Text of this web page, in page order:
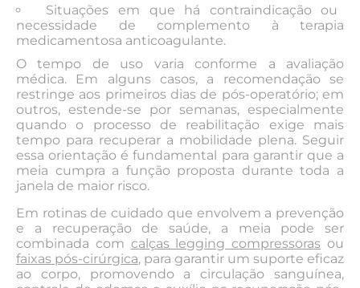
Situações em que há contraindicação ou
necessidade de complemento à terapia
medicamentosa anticoagulante.
O tempo de uso varia conforme a avaliação
médica. Em alguns casos, a recomendação se
restringe aos primeiros dias de pós-operatório; em
outros, estende-se por semanas, especialmente
quando o processo de reabilitação exige mais
tempo para recuperar a mobilidade plena. Seguir
essa orientação é fundamental para garantir que a
meia cumpra a função proposta durante toda a
janela de maior risco.
Em rotinas de cuidado que envolvem a prevenção
e a recuperação de saúde, a meia pode ser
combinada com calças legging compressoras ou
faixas pós-cirúrgica, para garantir um suporte eficaz
ao corpo, promovendo a circulação sanguínea,